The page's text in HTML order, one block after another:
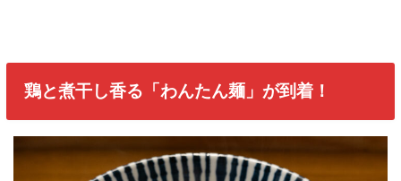
鶏と煮干し香る「わんたん麺」が到着！